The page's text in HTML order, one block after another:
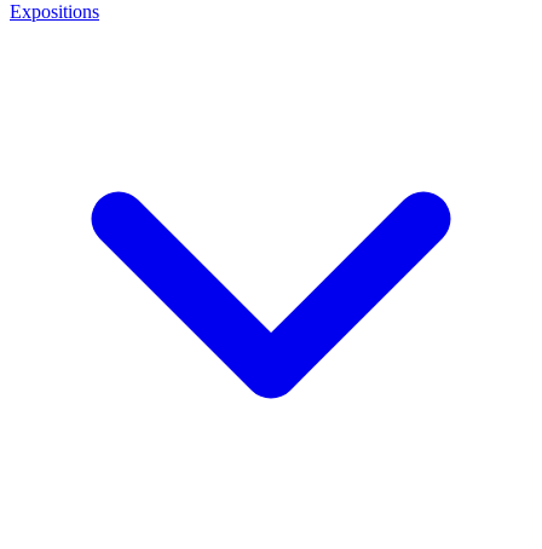
Expositions